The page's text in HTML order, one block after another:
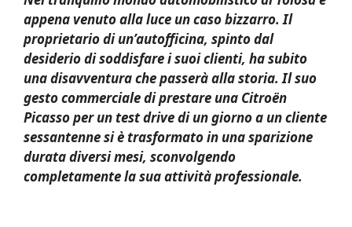
appena venuto alla luce un caso bizzarro. Il
proprietario di un’autofficina, spinto dal
desiderio di soddisfare i suoi clienti, ha subito
una disavventura che passerà alla storia. Il suo
gesto commerciale di prestare una Citroën
Picasso per un test drive di un giorno a un cliente
sessantenne si è trasformato in una sparizione
durata diversi mesi, sconvolgendo
completamente la sua attività professionale.